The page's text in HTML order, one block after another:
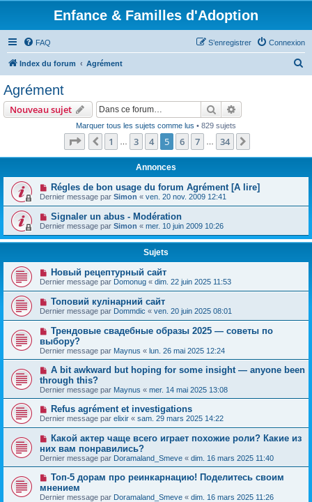
Enfance & Familles d'Adoption
FAQ Connexion
S’enregistrer
Index du forum Agrément
h
Agrément
Nouveau sujet Rechercher
Marquer tous les sujets comme lus • 829 sujets
Page sur 34
Précédente
1 3 4 5 6 7 34
Annonces
Régles de bon usage du forum Agrément [A lire]
Dernier message par Simon « ven. 20 nov. 2009 12:41
Signaler un abus - Modération
Dernier message par Simon « mer. 10 juin 2009 10:26
Sujets
Новый рецептурный сайт
Dernier message par Domonug « dim. 22 juin 2025 11:53
Топовий кулінарний сайт
Dernier message par Dommdic « ven. 20 juin 2025 08:01
Трендовые свадебные образы 2025 — советы по
выбору?
Dernier message par Maynus « lun. 26 mai 2025 12:24
A bit awkward but hoping for some insight — anyone been
through this?
Dernier message par Maynus « mer. 14 mai 2025 13:08
Refus agrément et investigations
Dernier message par elixir « sam. 29 mars 2025 14:22
Какой актер чаще всего играет похожие роли? Какие из
них вам понравились?
Dernier message par Doramaland_Smeve « dim. 16 mars 2025 11:40
Топ-5 дорам про реинкарнацию! Поделитесь своим
мнением
Dernier message par Doramaland_Smeve « dim. 16 mars 2025 11:26